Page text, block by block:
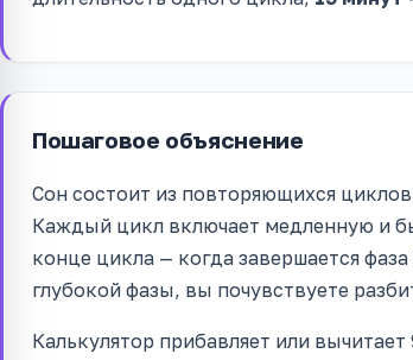
Пошаговое объяснение
Сон состоит из повторяющихся
Каждый цикл включает медленную и
конце цикла — когда завершается
глубокой фазы, вы почувствуете
Калькулятор прибавляет или